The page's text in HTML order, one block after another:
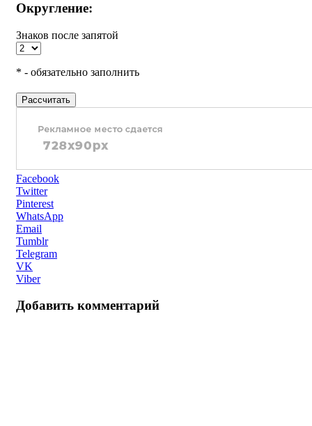
Округление:
Знаков после запятой
* - обязательно заполнить
Рассчитать
Facebook
Twitter
Pinterest
WhatsApp
Email
Tumblr
Telegram
VK
Viber
Добавить комментарий